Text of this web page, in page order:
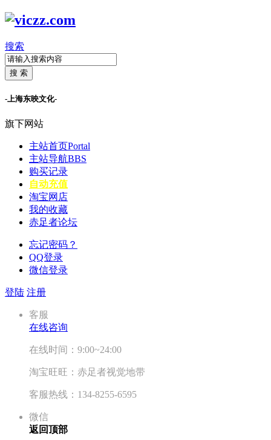
搜索
搜 索
-上海东映文化-
旗下网站
主站首页Portal
主站导航BBS
购买记录
自动充值
淘宝网店
我的收藏
赤足者论坛
忘记密码？
QQ登录
微信登录
登陆 注册
客服
在线咨询
在线时间：9:00~24:00
淘宝旺旺：赤足者视觉地带
客服热线：134-8255-6595
微信
返回顶部